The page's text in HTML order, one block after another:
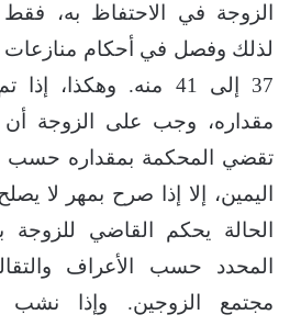
الزوجة في الاحتفاظ به،
لذلك وفصل في أحكام منازعات
37 إلى 41 منه.
مقداره، وجب على الزوجة أن
تقضي المحكمة بمقداره حسب
اليمين، إلا إذا صرح بمهر لا
الحالة يحكم القاضي للزوجة
المحدد حسب الأعراف
مجتمع الزوجين. وإذا نشب